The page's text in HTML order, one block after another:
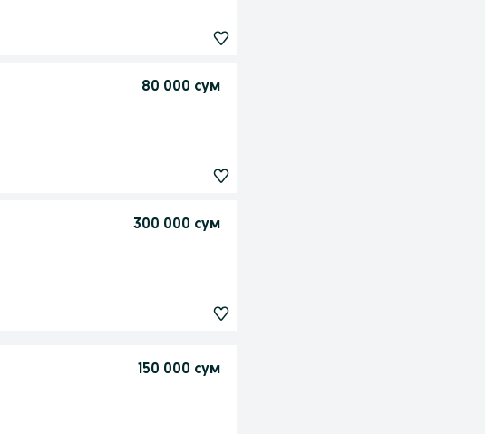
80 000 сум
300 000 сум
150 000 сум